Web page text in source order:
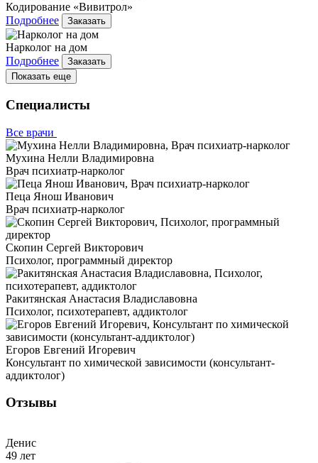
Кодирование «Вивитрол»
Подробнее
Заказать
Нарколог на дом
Подробнее
Заказать
Показать еще
Специалисты
Все врачи
Мухина Нелли Владимировна
Врач психиатр-нарколог
Пеца Янош Иванович
Врач психиатр-нарколог
Скопин Сергей Викторович
Психолог, программный директор
Ракитянская Анастасия Владиславовна
Психолог, психотерапевт, аддиктолог
Егоров Евгений Игоревич
Консультант по химической зависимости (консультант-
аддиктолог)
Отзывы
Денис
49 лет